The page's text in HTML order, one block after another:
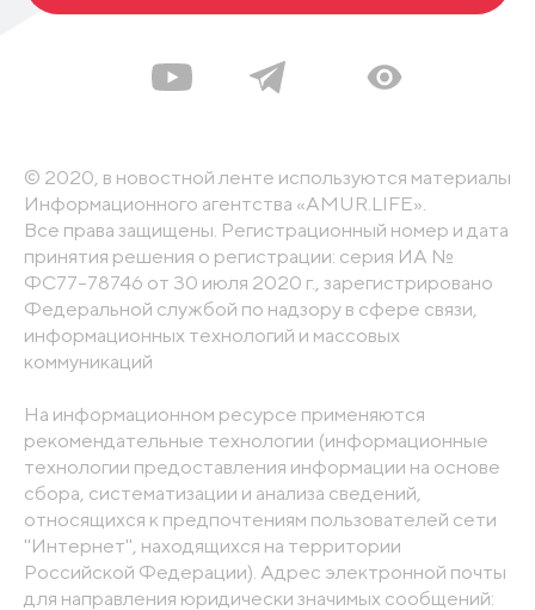
© 2020, в новостной ленте используются материалы
Информационного агентства «AMUR.LIFE».
Все права защищены. Регистрационный номер и дата
принятия решения о регистрации: серия ИА №
ФС77-78746 от 30 июля 2020 г., зарегистрировано
Федеральной службой по надзору в сфере связи,
информационных технологий и массовых
коммуникаций
На информационном ресурсе применяются
рекомендательные технологии (информационные
технологии предоставления информации на основе
сбора, систематизации и анализа сведений,
относящихся к предпочтениям пользователей сети
"Интернет", находящихся на территории
Российской Федерации). Адрес электронной почты
для направления юридически значимых сообщений: